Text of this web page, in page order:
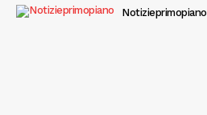
Notizieprimopiano